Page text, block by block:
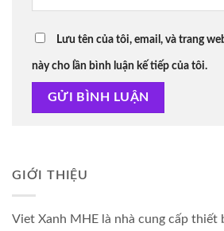
Lưu tên của tôi, email, và trang
này cho lần bình luận kế tiếp của tôi.
GIỚI THIỆU
Viet Xanh MHE là nhà cung cấp thiết